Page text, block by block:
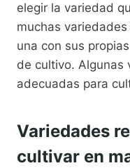
elegir la variedad
muchas
una con sus
de cultivo. Algunas
adecuadas para
Variedades
cultivar en